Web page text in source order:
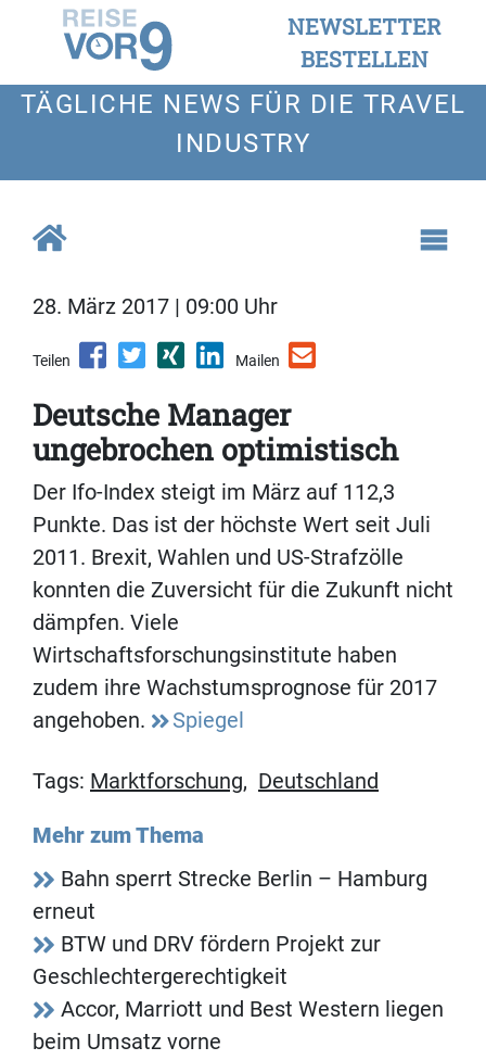
NEWSLETTER
BESTELLEN
TÄGLICHE NEWS FÜR DIE TRAVEL
INDUSTRY
28. März 2017 | 09:00 Uhr
Teilen Mailen
Deutsche Manager
ungebrochen optimistisch
Der Ifo-Index steigt im März auf 112,3
Punkte. Das ist der höchste Wert seit Juli
2011. Brexit, Wahlen und US-Strafzölle
konnten die Zuversicht für die Zukunft nicht
dämpfen. Viele
Wirtschaftsforschungsinstitute haben
zudem ihre Wachstumsprognose für 2017
angehoben.
Spiegel
Tags: Marktforschung, Deutschland
Mehr zum Thema
Bahn sperrt Strecke Berlin – Hamburg
erneut
BTW und DRV fördern Projekt zur
Geschlechtergerechtigkeit
Accor, Marriott und Best Western liegen
beim Umsatz vorne